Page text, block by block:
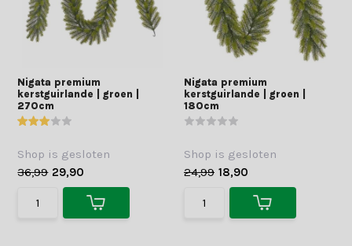
Nigata premium
kerstguirlande | groen |
270cm
Shop is gesloten
36,99 29,90
Nigata premium
kerstguirlande | groen |
180cm
Shop is gesloten
24,99 18,90